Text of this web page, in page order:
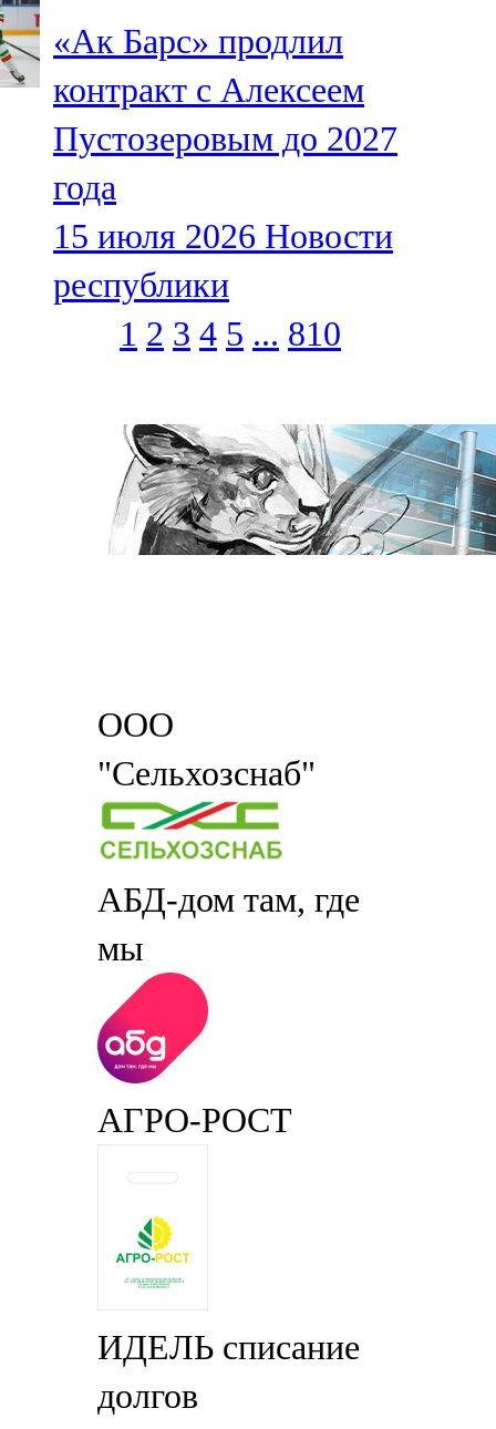
«Ак Барс» продлил
контракт с Алексеем
Пустозеровым до 2027
года
15 июля 2026 Новости
республики
1 2 3 4 5 ... 810
ООО
"Сельхозснаб"
АБД-дом там, где
мы
АГРО-РОСТ
ИДЕЛЬ списание
долгов